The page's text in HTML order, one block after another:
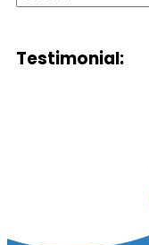
Testimonial: